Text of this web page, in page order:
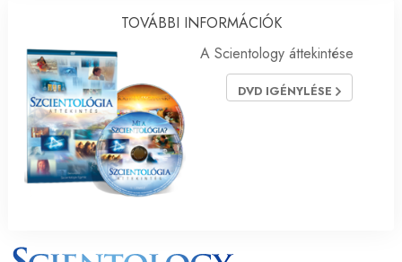
TOVÁBBI INFORMÁCIÓK
A Scientology áttekintése
DVD IGÉNYLÉSE